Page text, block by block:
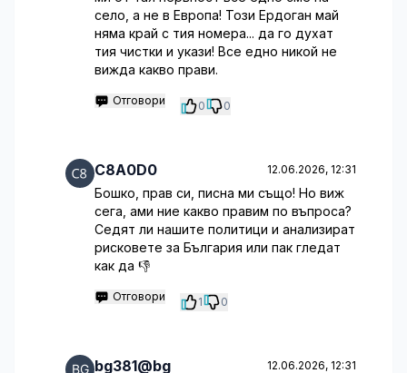
село, а не в Европа! Този Ердоган май
няма край с тия номера... да го духат
тия чистки и укази! Все едно никой не
вижда какво прави.
Отговори 0 0
C8A0D0 12.06.2026, 12:31
Бошко, прав си, писна ми също! Но виж
сега, ами ние какво правим по въпроса?
Седят ли нашите политици и анализират
рисковете за България или пак гледат
как да 👎
Отговори 1 0
bg381@bg 12.06.2026, 12:31